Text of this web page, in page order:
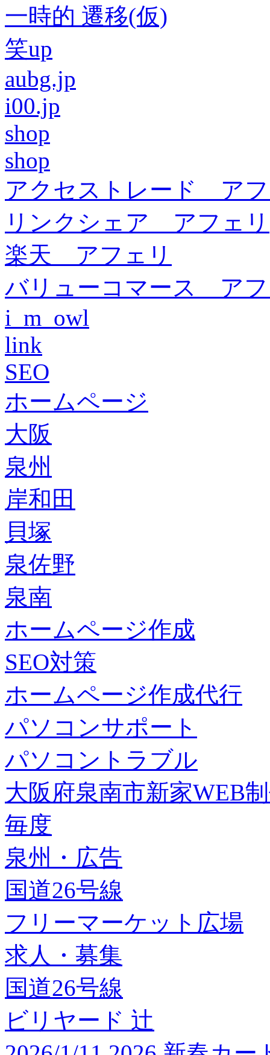
一時的 遷移(仮)
笑up
aubg.jp
i00.jp
shop
shop
アクセストレード ア
リンクシェア アフェリ
楽天 アフェリ
バリューコマース ア
i_m_owl
link
SEO
ホームページ
大阪
泉州
岸和田
貝塚
泉佐野
泉南
ホームページ作成
SEO対策
ホームページ作成代行
パソコンサポート
パソコントラブル
大阪府泉南市新家WEB
毎度
泉州・広告
国道26号線
フリーマーケット広場
求人・募集
国道26号線
ビリヤード 辻